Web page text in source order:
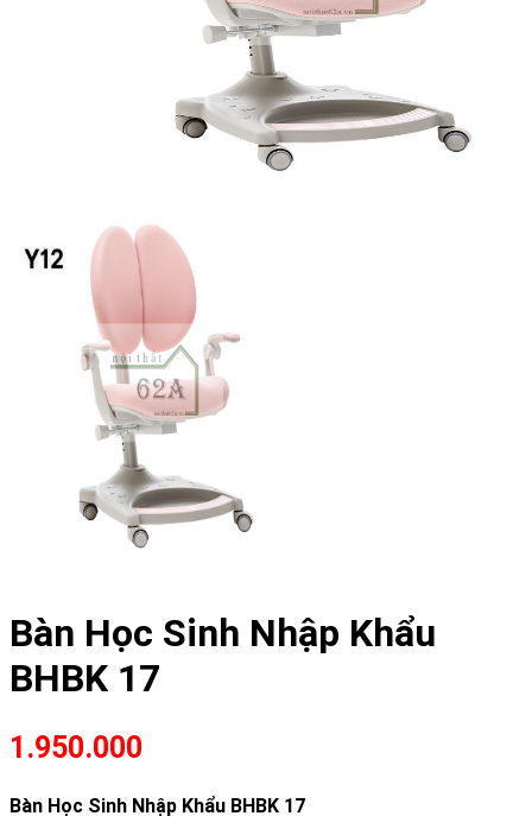
Bàn Học Sinh Nhập Khẩu
BHBK 17
1.950.000
Bàn Học Sinh Nhập Khẩu BHBK 17